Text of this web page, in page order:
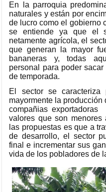
En la parroquia
naturales y están por
de lucro como el gobierno
se entiende ya que el
netamente agrícola, el
que generan la mayor
bananeras y, todas
personal para poder
de temporada.
El sector se
mayormente la
compañias
valores que son
las propuestas es que a
de desarrollo, el sector
final e incrementar sus
vida de los pobladores de